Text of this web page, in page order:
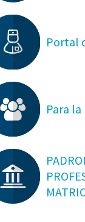
Portal
Para